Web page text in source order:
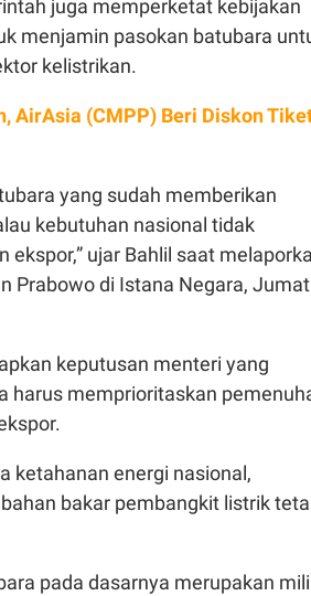
juga memperketat kebijakan
menjamin pasokan batubara
kelistrikan.
AirAsia (CMPP) Beri Diskon
yang sudah memberikan
kebutuhan nasional tidak
ujar Bahlil saat
Prabowo di Istana Negara, Jumat
keputusan menteri yang
harus memprioritaskan
ketahanan energi nasional,
bakar pembangkit listrik
pada dasarnya merupakan